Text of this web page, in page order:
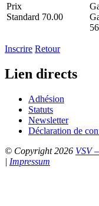
Prix
Standard 70.00
Inscrire Retour
Lien directs
Adhésion
Statuts
Newsletter
Déclaration de
© Copyright 2026 VSV
| Impressum